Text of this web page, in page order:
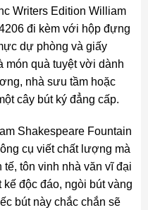
Writers Edition William
đi kèm với hộp đựng
dự phòng và giấy
món quà tuyệt vời dành
nhà sưu tầm hoặc
cây bút ký đẳng cấp.
Shakespeare Fountain
cụ viết chất lượng mà
tôn vinh nhà văn vĩ đại
độc đáo, ngòi bút vàng
bút này chắc chắn sẽ